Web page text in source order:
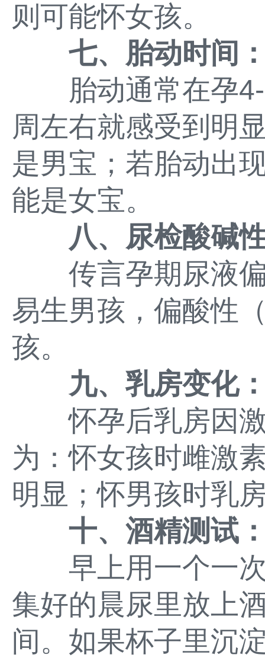
则可能怀女孩。
七、胎动时间
胎动通常在孕4-
周左右就感受到明
是男宝；若胎动出
能是女宝。
八、尿检酸碱
传言孕期尿液偏
易生男孩，偏酸性
孩。
九、乳房变化
怀孕后乳房因激
为：怀女孩时雌激
明显；怀男孩时乳
十、酒精测试
早上用一个一次
集好的晨尿里放上
间。如果杯子里沉